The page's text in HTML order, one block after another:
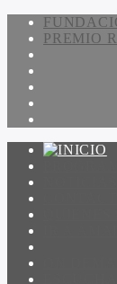
PREMIO